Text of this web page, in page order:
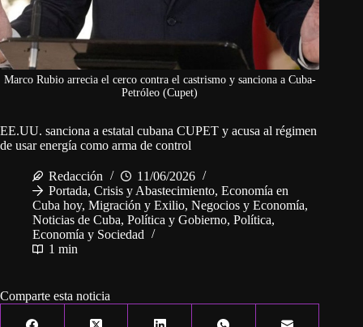
Marco Rubio arrecia el cerco contra el castrismo y sanciona a Cuba-
Petróleo (Cupet)
EE.UU. sanciona a estatal cubana CUPET y acusa al régimen
de usar energía como arma de control
Redacción
11/06/2026
Portada, Crisis y Abastecimiento, Economía en
Cuba hoy, Migración y Exilio, Negocios y Economía,
Noticias de Cuba, Política y Gobierno, Política,
Economía y Sociedad
1 min
Comparte esta noticia